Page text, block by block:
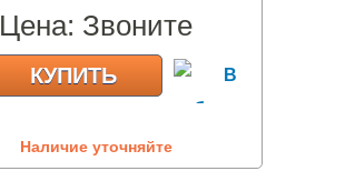
Цена: Звоните
КУПИТЬ
Наличие уточняйте